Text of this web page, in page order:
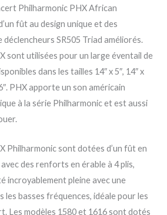
Philharmonic PHX African
fût au design unique et des
déclencheurs SR505 Triad améliorés.
sont utilisées pour un large éventail de
dans les tailles 14″ x 5″, 14″ x
PHX apporte un son américain
à la série Philharmonic et est aussi
Philharmonic sont dotées d’un fût en
des renforts en érable à 4 plis,
incroyablement pleine avec une
les basses fréquences, idéale pour les
Les modèles 1580 et 1616 sont dotés